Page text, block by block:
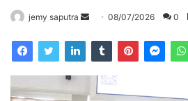
jemy saputra
Send
email
08/07/2026 0